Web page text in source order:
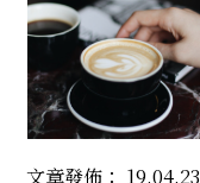
文章發佈： 19.04.23